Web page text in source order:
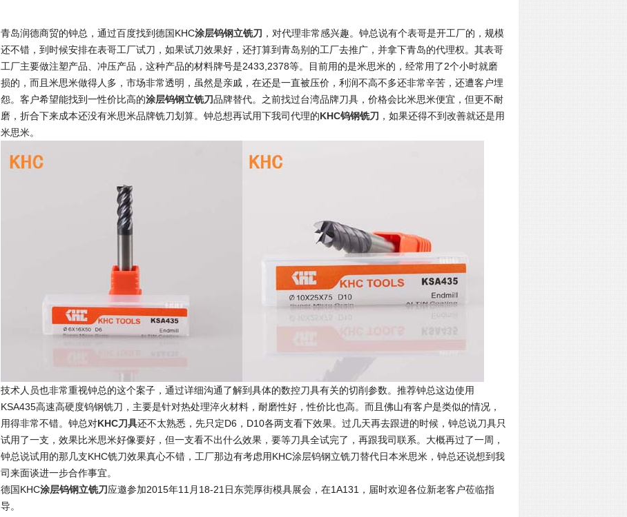
青岛润德商贸的钟总，通过百度找到德国KHC涂层钨钢立铣刀 ，对代理非常感兴趣。钟总说有个表哥是开工厂的，规模
还不错，到时候安排在表哥工厂试刀，如果试刀效果好，还打算到青岛别的工厂去推广，并拿下青岛的代理权。其表哥
工厂主要做注塑产品、冲压产品，这种产品的材料牌号是2433,2378等。目前用的是米思米的，经常用了2个小时就磨
损的，而且米思米做得人多，市场非常透明，虽然是亲戚，在还是一直被压价，利润不高不多还非常辛苦，还遭客户埋
怨。客户希望能找到一性价比高的涂层钨钢立铣刀品牌替代。之前找过台湾品牌刀具，价格会比米思米便宜，但更不耐
磨，折合下来成本还没有米思米品牌铣刀划算。钟总想再试用下我司代理的KHC钨钢铣刀 ，如果还得不到改善就还是用
米思米。
技术人员也非常重视钟总的这个案子，通过详细沟通了解到具体的数控刀具有关的切削参数。推荐钟总这边使用
KSA435高速高硬度钨钢铣刀，主要是针对热处理淬火材料，耐磨性好，性价比也高。而且佛山有客户是类似的情况，
用得非常不错。钟总对KHC刀具还不太熟悉，先只定D6 ， D10各两支看下效果。过几天再去跟进的时候，钟总说刀具只
试用了一支，效果比米思米好像要好，但一支看不出什么效果，要等刀具全试完了，再跟我司联系。大概再过了一周，
钟总说试用的那几支KHC铣刀效果真心不错，工厂那边有考虑用KHC涂层钨钢立铣刀替代日本米思米，钟总还说想到我
司来面谈进一步合作事宜。
德国KHC涂层钨钢立铣刀应邀参加2015年11月18-21日东莞厚街模具展会，在1A131，届时欢迎各位新老客户莅临指
导。